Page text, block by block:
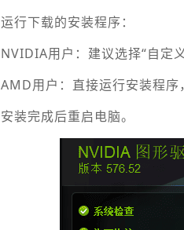
运行下载的安装程序：
NVIDIA用户：建议选择“自定
AMD用户：直接运行安装程序
安装完成后重启电脑。